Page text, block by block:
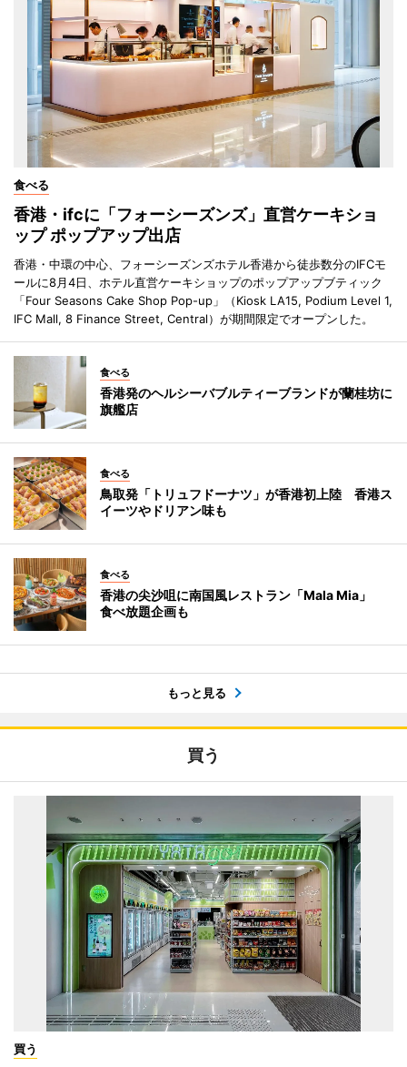
食べる
香港・ifcに「フォーシーズンズ」直営ケーキショ
ップ ポップアップ出店
香港・中環の中心、フォーシーズンズホテル香港から徒歩数分のIFCモ
ールに8月4日、ホテル直営ケーキショップのポップアップブティック
「Four Seasons Cake Shop Pop-up」（Kiosk LA15, Podium Level 1,
IFC Mall, 8 Finance Street, Central）が期間限定でオープンした。
食べる
香港発のヘルシーバブルティーブランドが蘭桂坊に
旗艦店
食べる
鳥取発「トリュフドーナツ」が香港初上陸 香港ス
イーツやドリアン味も
食べる
香港の尖沙咀に南国風レストラン「Mala Mia」
食べ放題企画も
もっと見る
買う
買う